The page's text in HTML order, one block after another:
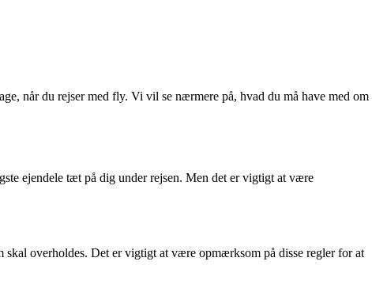
når du rejser med fly. Vi vil se nærmere på, hvad du må have med om
ejendele tæt på dig under rejsen. Men det er vigtigt at være
overholdes. Det er vigtigt at være opmærksom på disse regler for at